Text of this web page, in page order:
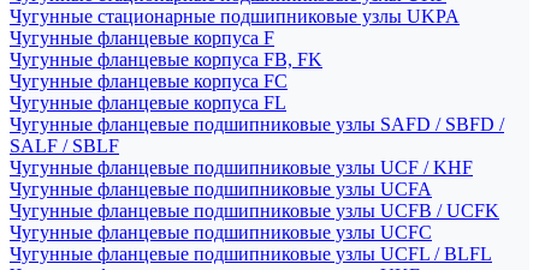
Чугунные стационарные подшипниковые узлы UKPA
Чугунные фланцевые корпуса F
Чугунные фланцевые корпуса FB, FK
Чугунные фланцевые корпуса FC
Чугунные фланцевые корпуса FL
Чугунные фланцевые подшипниковые узлы SAFD / SBFD /
SALF / SBLF
Чугунные фланцевые подшипниковые узлы UCF / KHF
Чугунные фланцевые подшипниковые узлы UCFA
Чугунные фланцевые подшипниковые узлы UCFB / UCFK
Чугунные фланцевые подшипниковые узлы UCFC
Чугунные фланцевые подшипниковые узлы UCFL / BLFL